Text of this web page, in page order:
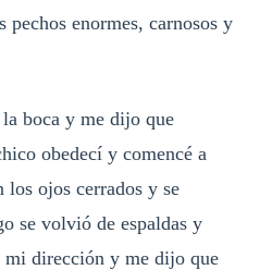
pechos enormes, carnosos y
boca y me dijo que
obedecí y comencé a
ojos cerrados y se
se volvió de espaldas y
mi dirección y me dijo que